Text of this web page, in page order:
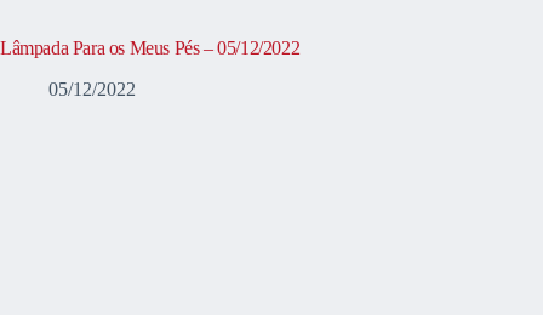
Lâmpada Para os Meus Pés – 05/12/2022
05/12/2022